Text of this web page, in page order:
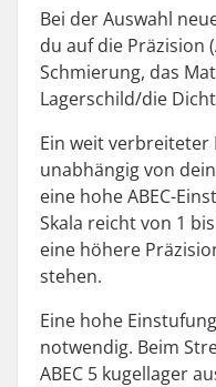
Bei der Auswahl
du auf die Präzision
Schmierung, das
Lagerschild/die
Ein weit
unabhängig von
eine hohe ABEC-
Skala reicht von 1
eine höhere
stehen.
Eine hohe
notwendig. Beim
ABEC 5 kugellager